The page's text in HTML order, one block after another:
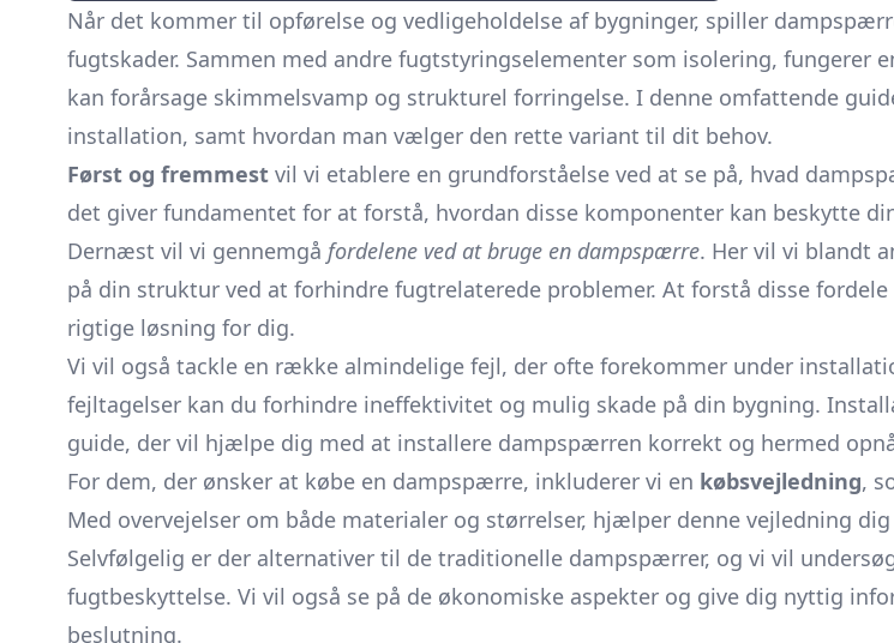
Når det kommer til opførelse og vedligeholdelse af bygninger, spiller
fugtskader. Sammen med andre fugtstyringselementer som isolering,
kan forårsage skimmelsvamp og strukturel forringelse. I denne omfattende
installation, samt hvordan man vælger den rette variant til dit behov.
Først og fremmest vil vi etablere en grundforståelse ved at se på, hvad
det giver fundamentet for at forstå, hvordan disse komponenter kan beskytte
Dernæst vil vi gennemgå fordelene ved at bruge en dampspærre. Her vil vi blandt
på din struktur ved at forhindre fugtrelaterede problemer. At forstå disse
rigtige løsning for dig.
Vi vil også tackle en række almindelige fejl, der ofte forekommer under
fejltagelser kan du forhindre ineffektivitet og mulig skade på din bygning.
guide, der vil hjælpe dig med at installere dampspærren korrekt og hermed
For dem, der ønsker at købe en dampspærre, inkluderer vi en købsvejledning,
Med overvejelser om både materialer og størrelser, hjælper denne vejledning
Selvfølgelig er der alternativer til de traditionelle dampspærrer, og vi vil
fugtbeskyttelse. Vi vil også se på de økonomiske aspekter og give dig nyttig
beslutning.